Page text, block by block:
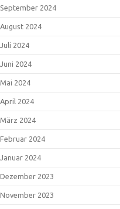
September 2024
August 2024
Juli 2024
Juni 2024
Mai 2024
April 2024
März 2024
Februar 2024
Januar 2024
Dezember 2023
November 2023